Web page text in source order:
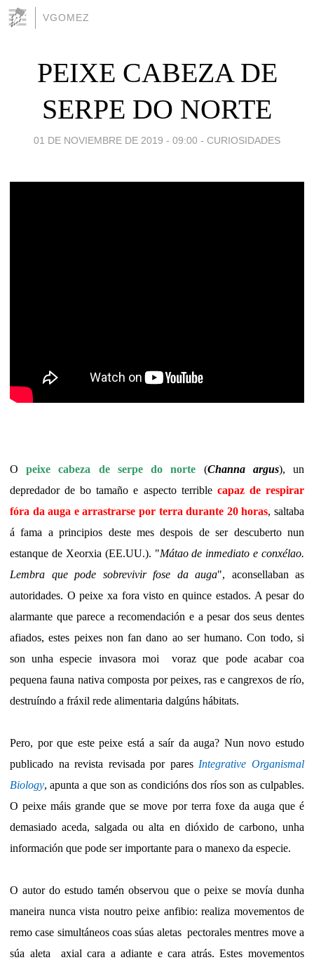
VGOMEZ
PEIXE CABEZA DE
SERPE DO NORTE
01 DE NOVIEMBRE DE 2019 - 09:00 - CURIOSIDADES
Opeixe cabeza de serpe do norte (Channa argus), un
depredador de bo tamaño e aspecto terrible capaz de respirar
fóra da auga e arrastrarse por terra durante 20 horas, saltaba
á fama a principios deste mes despois de ser descuberto nun
estanque de Xeorxia (EE.UU.). "Mátao de inmediato e conxélao.
Lembra que pode sobrevivir fose da auga", aconsellaban as
autoridades. O peixe xa fora visto en quince estados. A pesar do
alarmante que parece a recomendación e a pesar dos seus dentes
afiados, estes peixes non fan dano ao ser humano. Con todo, si
son unha especie invasora moi voraz que pode acabar coa
pequena fauna nativa composta por peixes, ras e cangrexos de río,
destruíndo a fráxil rede alimentaria dalgúns hábitats.
Pero, por que este peixe está a saír da auga? Nun novo estudo
publicado na revista revisada por pares Integrative Organismal
Biology, apunta a que son as condicións dos ríos son as culpables.
O peixe máis grande que se move por terra foxe da auga que é
demasiado aceda, salgada ou alta en dióxido de carbono, unha
información que pode ser importante para o manexo da especie.
O autor do estudo tamén observou que o peixe se movía dunha
maneira nunca vista noutro peixe anfibio: realiza movementos de
remo case simultáneos coas súas aletas pectorales mentres move a
súa aleta axial cara a adiante e cara atrás. Estes movementos